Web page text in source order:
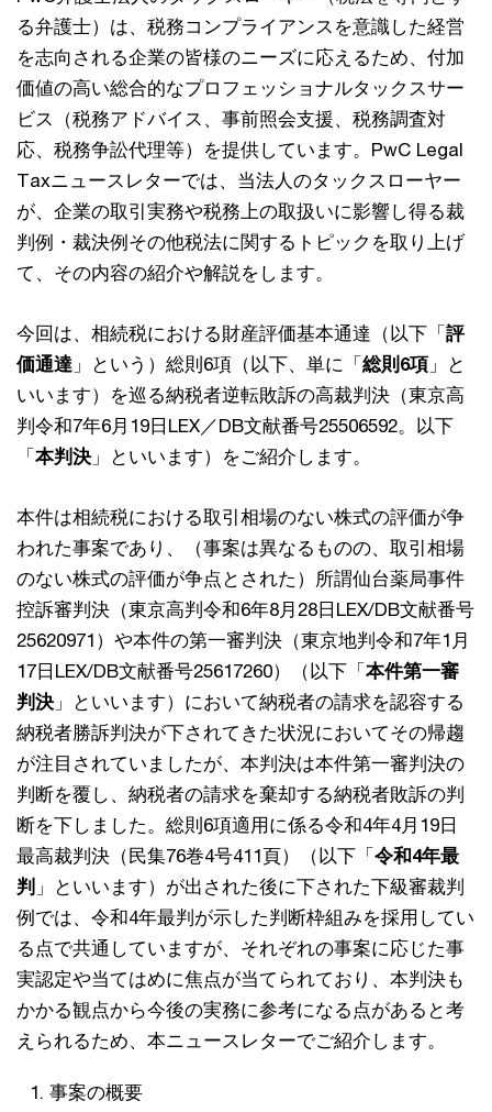
る弁護士）は、税務コンプライアンスを意識した経営
を志向される企業の皆様のニーズに応えるため、付加
価値の高い総合的なプロフェッショナルタックスサー
ビス（税務アドバイス、事前照会支援、税務調査対
応、税務争訟代理等）を提供しています。PwC Legal
Taxニュースレターでは、当法人のタックスローヤー
が、企業の取引実務や税務上の取扱いに影響し得る裁
判例・裁決例その他税法に関するトピックを取り上げ
て、その内容の紹介や解説をします。
今回は、相続税における財産評価基本通達（以下「 評
価通達 」という）総則6項（以下、単に「 総則6項 」と
いいます）を巡る納税者逆転敗訴の高裁判決（東京高
判令和7年6月19日LEX／DB文献番号25506592。以下
「 本判決」といいます）をご紹介します。
本件は相続税における取引相場のない株式の評価が争
われた事案であり、（事案は異なるものの、取引相場
のない株式の評価が争点とされた）所謂仙台薬局事件
控訴審判決（東京高判令和6年8月28日LEX/DB文献番号
25620971）や本件の第一審判決（東京地判令和7年1月
17日LEX/DB文献番号25617260）（以下「 本件第一審
判決」といいます）において納税者の請求を認容する
納税者勝訴判決が下されてきた状況においてその帰趨
が注目されていましたが、本判決は本件第一審判決の
判断を覆し、納税者の請求を棄却する納税者敗訴の判
断を下しました。総則6項適用に係る令和4年4月19日
最高裁判決（民集76巻4号411頁）（以下「 令和4年最
判 」といいます）が出された後に下された下級審裁判
例では、令和4年最判が示した判断枠組みを採用してい
る点で共通していますが、それぞれの事案に応じた事
実認定や当てはめに焦点が当てられており、本判決も
かかる観点から今後の実務に参考になる点があると考
えられるため、本ニュースレターでご紹介します。
事案の概要